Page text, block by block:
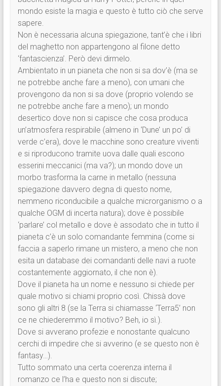
mondo esiste la magia e questo è tutto ciò che serve
sapere.
Non è necessaria alcuna spiegazione, tant’è che i libri
del maghetto non appartengono al filone detto
‘fantascienza’. Però devi dirmelo.
Ambientato in un pianeta che non si sa dov’è (ma se
ne potrebbe anche fare a meno), con umani che
provengono da non si sa dove (proprio volendo se
ne potrebbe anche fare a meno); un mondo
desertico dove non si capisce che cosa produca
un’atmosfera respirabile (almeno in ‘Dune’ un po’ di
verde c’era), dove le macchine sono creature viventi
e si riproducono tramite uova dalle quali escono
esserini meccanici (ma va?); un mondo dove un
morbo trasforma la carne in metallo (nessuna
spiegazione davvero degna di questo nome,
nemmeno riconducibile a qualche microrganismo o a
qualche OGM di incerta natura); dove è possibile
‘parlare’ col metallo e dove è assodato che in tutto il
pianeta c’è un solo comandante femmina (come si
faccia a saperlo rimane un mistero, a meno che non
esita un database dei comandanti delle navi a ruote
costantemente aggiornato, il che non è).
Dove il pianeta ha un nome e nessuno si chiede per
quale motivo si chiami proprio così. Chissà dove
sono gli altri 8 (se la Terra si chiamasse ‘Terra5’ non
ce ne chiederemmo il motivo? Beh, io sì.).
Dove si avverano profezie e nonostante qualcuno
cerchi di impedire che si avverino (e se questo non è
fantasy…).
Tutto sommato una certa coerenza interna il
romanzo ce l’ha e questo non si discute;